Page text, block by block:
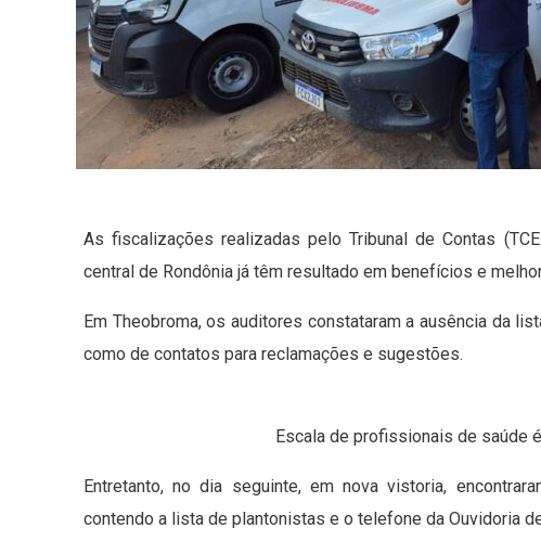
As fiscalizações realizadas pelo Tribunal de Contas
central de Rondônia já têm resultado em benefícios e
Em Theobroma, os auditores constataram a ausência da
como de contatos para reclamações e sugestões.
Escala de profissionais de saúde
Entretanto, no dia seguinte, em nova vistoria,
contendo a lista de plantonistas e o telefone da Ouvidoria